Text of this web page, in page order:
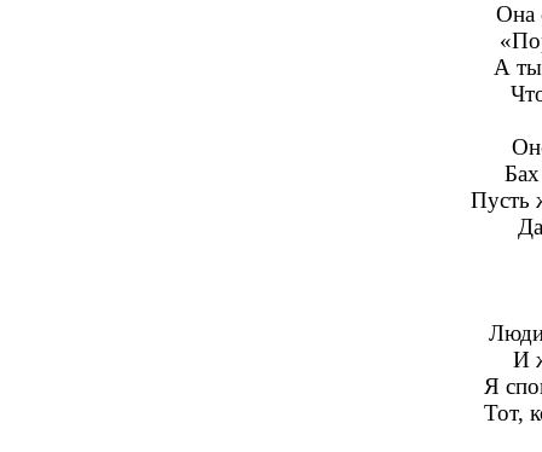
Она
А ты
Пусть
И
Я
Тот,